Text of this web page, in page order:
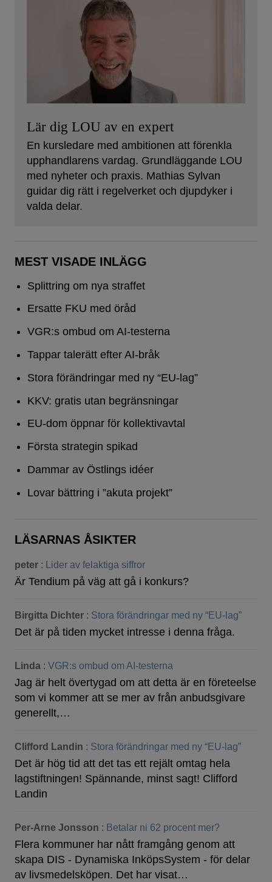
Lär dig LOU av en expert
En kursledare med ambitionen att förenkla
upphandlarens vardag. Grundläggande LOU
med nyheter och praxis. Mathias Sylvan
guidar dig rätt i regelverket och djupdyker i
valda delar.
MEST VISADE INLÄGG
Splittring om nya straffet
Ersatte FKU med öråd
VGR:s ombud om AI-testerna
Tappar talerätt efter AI-bråk
Stora förändringar med ny “EU-lag”
KKV: gratis utan begränsningar
EU-dom öppnar för kollektivavtal
Första strategin spikad
Dammar av Östlings idéer
Lovar bättring i ”akuta projekt”
LÄSARNAS ÅSIKTER
peter : Lider av felaktiga siffror
Är Tendium på väg att gå i konkurs?
Birgitta Dichter : Stora förändringar med ny “EU-lag”
Det är på tiden mycket intresse i denna fråga.
Linda : VGR:s ombud om AI-testerna
Jag är helt övertygad om att detta är en företeelse
som vi kommer att se mer av från anbudsgivare
generellt,…
Clifford Landin : Stora förändringar med ny “EU-lag”
Det är hög tid att det tas ett rejält omtag hela
lagstiftningen! Spännande, minst sagt! Clifford
Landin
Per-Arne Jonsson : Betalar ni 62 procent mer?
Flera kommuner har nått framgång genom att
skapa DIS - Dynamiska InköpsSystem - för delar
av livsmedelsköpen. Det har visat…